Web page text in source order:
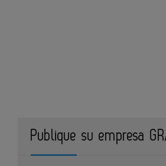
Publique su empresa